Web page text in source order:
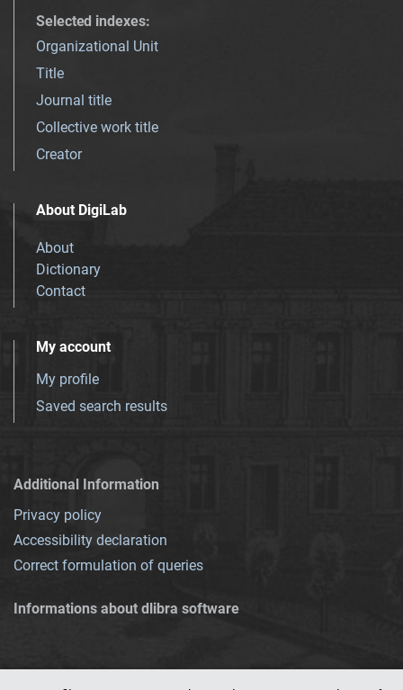
Selected indexes:
Organizational Unit
Title
Journal title
Collective work title
Creator
About DigiLab
About
Dictionary
Contact
My account
My profile
Saved search results
Additional Information
Privacy policy
Accessibility declaration
Correct formulation of queries
Informations about dlibra software